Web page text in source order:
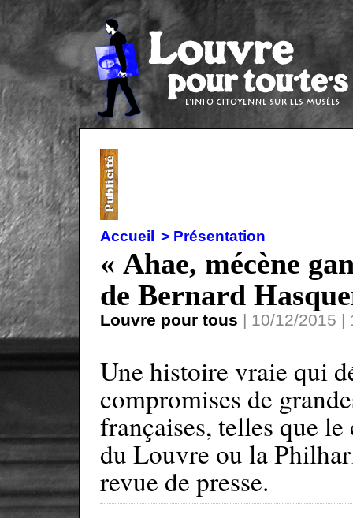
Accueil > Présentation
« Ahae, mécène
de Bernard
Louvre pour tous | 10/12/2015 |
Une histoire vraie qui
compromises de
françaises, telles que
du Louvre ou la
revue de presse.